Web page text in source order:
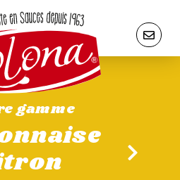
gamme